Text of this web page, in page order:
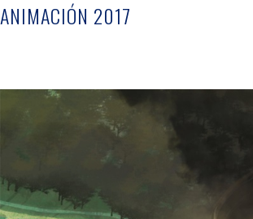
ANIMACIÓN 2017